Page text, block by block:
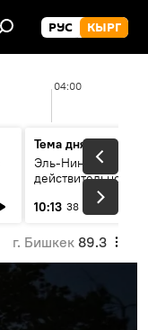
РУС КЫРГ
04:00
Тема дня
Эль-Ниньо, жара и
действительно
погоду в
10:13 38 мин
г. Бишкек 89.3